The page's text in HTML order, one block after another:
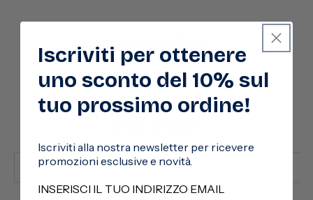
Best seller
Cura del corpo Cura della famiglia
Iscriviti per ottenere
uno sconto del 10% sul
tuo prossimo ordine!
Iscriviti alla nostra newsletter per ricevere
promozioni esclusive e novità.
INSERISCI IL TUO INDIRIZZO EMAIL